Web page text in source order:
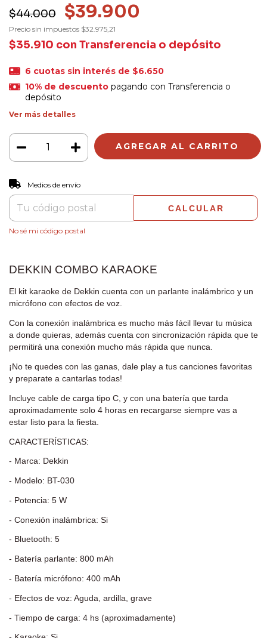
$44.000 $39.900
Precio sin impuestos $32.975,21
$35.910 con Transferencia o depósito
6 cuotas sin interés de $6.650
10% de descuentopagando con Transferencia o
depósito
Ver más detalles
Entregas para el CP:
Medios de envío
CALCULAR
No sé mi código postal
DEKKIN COMBO KARAOKE
El kit karaoke de Dekkin cuenta con un parlante inalámbrico y un
micrófono con efectos de voz.
Con la conexión inalámbrica es mucho más fácil llevar tu música
a donde quieras, además cuenta con sincronización rápida que te
permitirá una conexión mucho más rápida que nunca.
¡No te quedes con las ganas, dale play a tus canciones favoritas
y preparate a cantarlas todas!
Incluye cable de carga tipo C, y con una batería que tarda
aproximadamente solo 4 horas en recargarse siempre vas a
estar listo para la fiesta.
CARACTERÍSTICAS:
- Marca: Dekkin
- Modelo: BT-030
- Potencia: 5 W
- Conexión inalámbrica: Si
- Bluetooth: 5
- Batería parlante: 800 mAh
- Batería micrófono: 400 mAh
- Efectos de voz: Aguda, ardilla, grave
- Tiempo de carga: 4 hs (aproximadamente)